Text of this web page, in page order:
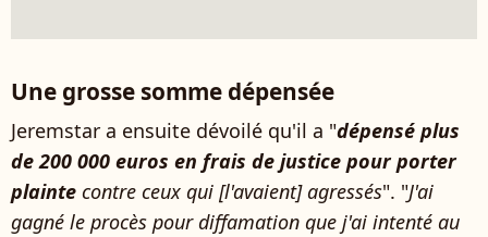
Une grosse somme dépensée
Jeremstar a ensuite dévoilé qu'il a "dépensé plus
de 200 000 euros en frais de justice pour porter
plainte contre ceux qui [l'avaient] agressés". "J'ai
gagné le procès pour diffamation que j'ai intenté au